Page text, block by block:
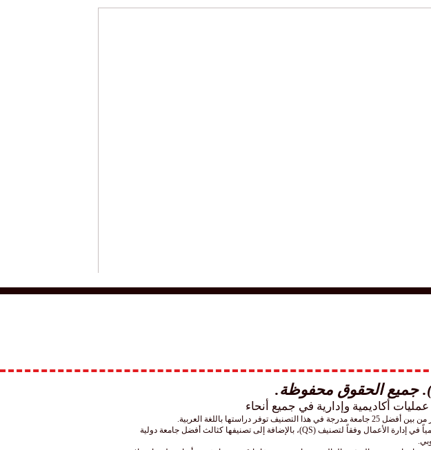
وإلى جانب ذلك، تفخر جامعة SIU المعتمدة حكومياً بتربعها على المركز الأول عربياً واحتلالها المرتبة 22 عالمياً في إدارة الأعمال وفقاً لتصنيف (QS)، بالإضافة إلى تصنيفها كثالث أفضل جامعة دولية